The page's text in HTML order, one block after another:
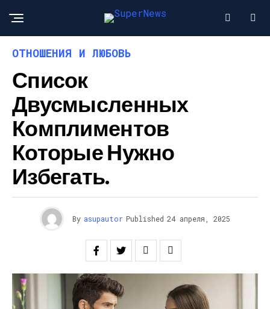
ОТНОШЕНИЯ И ЛЮБОВЬ
Список
Двусмысленных
Комплиментов
Которые Нужно
Избегать.
By asupautor Published 24 апреля, 2025